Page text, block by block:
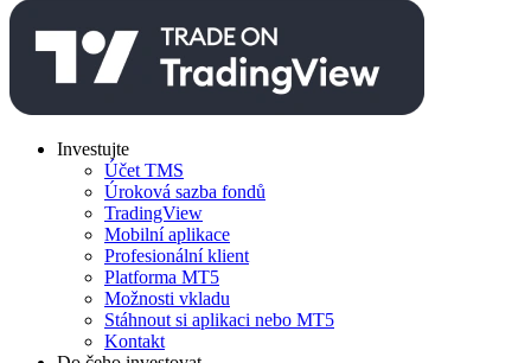
Investujte
Účet TMS
Úroková sazba fondů
TradingView
Mobilní aplikace
Profesionální klient
Platforma MT5
Možnosti vkladu
Stáhnout si aplikaci nebo MT5
Kontakt